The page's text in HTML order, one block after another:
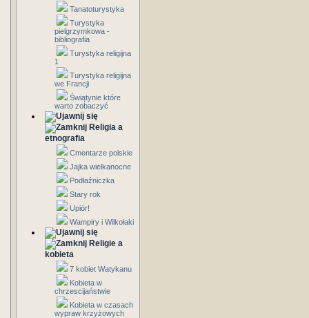
Tanatoturystyka
Turystyka
pielgrzymkowa -
bibliografia
Turystyka religijna
1
Turystyka religijna
we Francji
Świątynie które
warto zobaczyć
Religia a
etnografia
Cmentarze polskie
Jajka wielkanocne
Podłaźniczka
Stary rok
Upiór!
Wampiry i Wilkołaki
Religie a
kobieta
7 kobiet Watykanu
Kobieta w
chrzescijaństwie
Kobieta w czasach
wypraw krzyżowych